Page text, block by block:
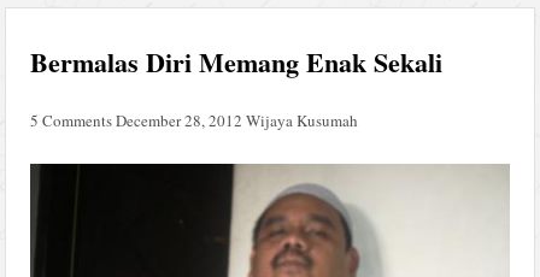
Bermalas Diri Memang Enak Sekali
5 CommentsDecember 28, 2012 Wijaya Kusumah